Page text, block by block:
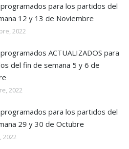
para los partidos del
12 y 13 de Noviembre
2022
ACTUALIZADOS para
del fin de semana 5 y 6 de
2022
para los partidos del
29 y 30 de Octubre
2022